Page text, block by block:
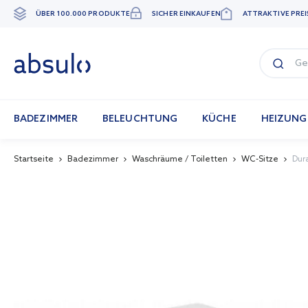
Zum
ÜBER 100.000 PRODUKTE SICHER EINKAUFEN ATTRAKTIVE
BADEZIMMER BELEUCHTUNG KÜCHE HEIZUNG
Startseite Badezimmer Waschräume / Toiletten WC-Sitze